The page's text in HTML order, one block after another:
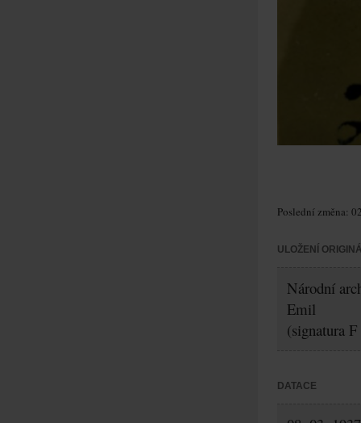
Poslední změna:
ULOŽENÍ
Národní
Emil
(signatura
DATACE